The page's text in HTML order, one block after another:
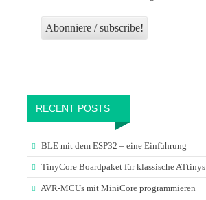
RECENT POSTS
BLE mit dem ESP32 – eine Einführung
TinyCore Boardpaket für klassische ATtinys
AVR-MCUs mit MiniCore programmieren